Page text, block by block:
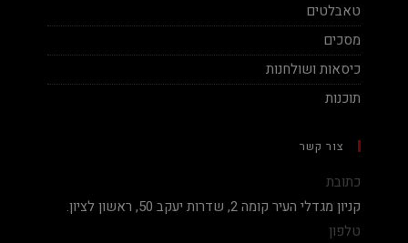
טאבלטים
מסכים
כיסאות ושולחנות
תוכנות
צור קשר
כתובת
קניון מגדלי העיר קומה 2, שדרות יעקב 50, ראשון לציון.
טלפון